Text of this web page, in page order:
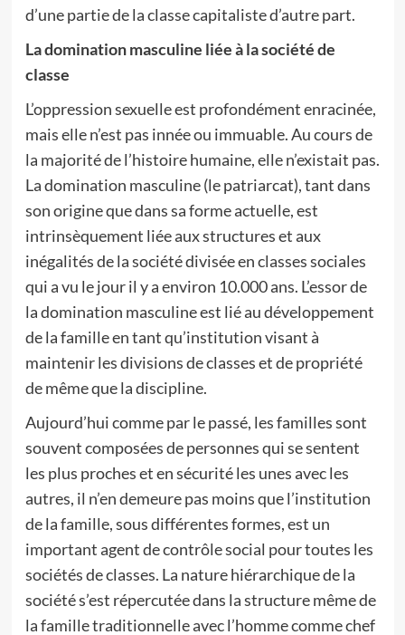
d’une partie de la classe capitaliste d’autre part.
La domination masculine liée à la société de
classe
L’oppression sexuelle est profondément enracinée,
mais elle n’est pas innée ou immuable. Au cours de
la majorité de l’histoire humaine, elle n’existait pas.
La domination masculine (le patriarcat), tant dans
son origine que dans sa forme actuelle, est
intrinsèquement liée aux structures et aux
inégalités de la société divisée en classes sociales
qui a vu le jour il y a environ 10.000 ans. L’essor de
la domination masculine est lié au développement
de la famille en tant qu’institution visant à
maintenir les divisions de classes et de propriété
de même que la discipline.
Aujourd’hui comme par le passé, les familles sont
souvent composées de personnes qui se sentent
les plus proches et en sécurité les unes avec les
autres, il n’en demeure pas moins que l’institution
de la famille, sous différentes formes, est un
important agent de contrôle social pour toutes les
sociétés de classes. La nature hiérarchique de la
société s’est répercutée dans la structure même de
la famille traditionnelle avec l’homme comme chef